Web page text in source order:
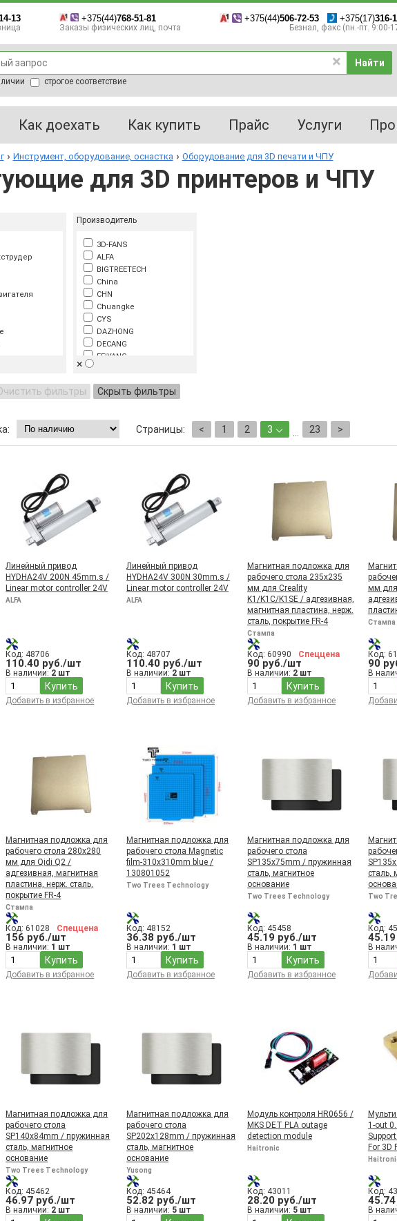
13 +375(44)768-51-81
Заказы физических лиц, почта
+375(44)506-72-53 +375(17)316-
Безнал, факс (пн.-пт. 9:00-
Найти
строгое соответствие
Как доехать Как купить Прайс Услуги
Инструмент, оборудование, оснастка Оборудование для 3D печати и ЧПУ
для 3D принтеров и ЧПУ
и модули
Производитель
3D-FANS
ALFA
BIGTREETECH
China
CHN
Chuangke
CYS
DAZHONG
DECANG
FEIYANG
GEZHUO
Haitronic
IGUS
Jakcom
KAIDE
LINKCNC
SAIBO
SANJIU
Two Trees Technology
WARMHOME
×
фильтры Скрыть фильтры
Страницы: < 1 2 3 23 >
Линейный привод
HYDHA24V 200N 45mm.s /
Linear motor controller 24V
ALFA
Код: 48706
110.40 руб./шт
В наличии: 2 шт
Купить
Добавить в избранное
Линейный привод
HYDHA24V 300N 30mm.s /
Linear motor controller 24V
ALFA
Код: 48707
110.40 руб./шт
В наличии: 2 шт
Купить
Добавить в избранное
Магнитная подложка для
рабочего стола 235х235
мм для Creality
K1/K1C/K1SE / адгезивная,
магнитная пластина, нерж.
сталь, покрытие FR-4
Стампа
Код: 60990 Спеццена
90 руб./шт
В наличии: 2 шт
Купить
Добавить в избранное
мм для
Стампа
Код:
90
В
Магнитная подложка для
рабочего стола 280x280
мм для Qidi Q2 /
адгезивная, магнитная
пластина, нерж. сталь,
покрытие FR-4
Стампа
Код: 61028 Спеццена
156 руб./шт
В наличии: 1 шт
Купить
Добавить в избранное
Магнитная подложка для
рабочего стола Magnetic
film-310x310mm blue /
130801052
Two Trees Technology
Код: 48152
36.38 руб./шт
В наличии: 1 шт
Купить
Добавить в избранное
Магнитная подложка для
рабочего стола
SP135x75mm / пружинная
сталь, магнитное
основание
Two Trees Technology
Код: 45458
45.19 руб./шт
В наличии: 1 шт
Купить
Добавить в избранное
сталь,
Two
Код:
В
Магнитная подложка для
рабочего стола
SP140x84mm / пружинная
сталь, магнитное
основание
Two Trees Technology
Код: 45462
46.97 руб./шт
В наличии: 2 шт
Магнитная подложка для
рабочего стола
SP202x128mm / пружинная
сталь, магнитное
основание
Yusong
Код: 45464
52.82 руб./шт
В наличии: 5 шт
Модуль контроля HR0656 /
MKS DET PLA outage
detection module
Haitronic
Код: 43011
28.20 руб./шт
В наличии: 5 шт
1-out
For 3D
Код:
В